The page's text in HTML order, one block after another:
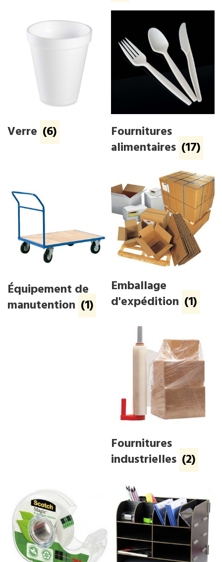
Verre (6)
Fournitures
alimentaires (17)
Équipement de
manutention (1)
Emballage
d'expédition (1)
Fournitures
industrielles (2)